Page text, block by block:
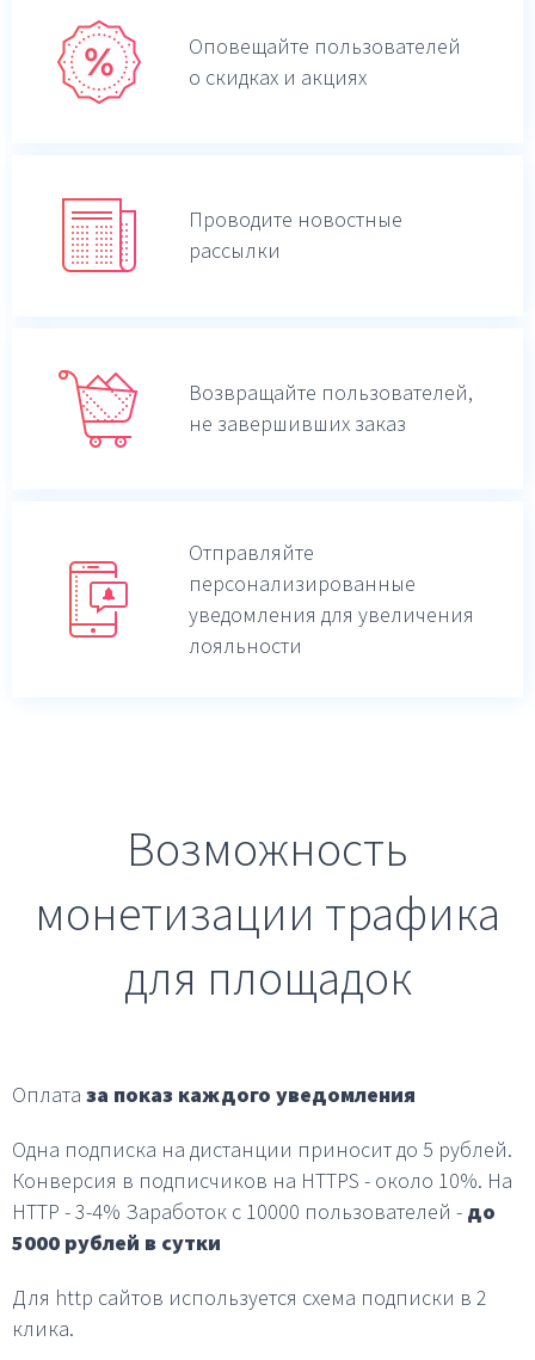
Оповещайте пользователей
о скидках и акциях
Проводите новостные
рассылки
Возвращайте пользователей,
не завершивших заказ
Отправляйте
персонализированные
уведомления для увеличения
лояльности
Возможность
монетизации трафика
для площадок
Оплата за показ каждого уведомления
Одна подписка на дистанции приносит до 5 рублей.
Конверсия в подписчиков на HTTPS - около 10%. На
HTTP - 3-4% Заработок с 10000 пользователей - до
5000 рублей в сутки
Для http сайтов используется схема подписки в 2
клика.